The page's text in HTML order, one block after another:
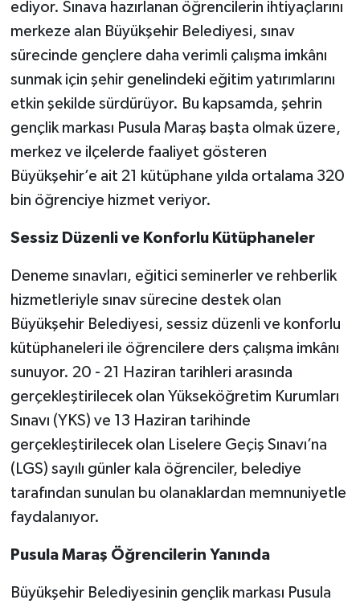
ediyor. Sınava hazırlanan öğrencilerin ihtiyaçlarını
merkeze alan Büyükşehir Belediyesi, sınav
sürecinde gençlere daha verimli çalışma imkânı
sunmak için şehir genelindeki eğitim yatırımlarını
etkin şekilde sürdürüyor. Bu kapsamda, şehrin
gençlik markası Pusula Maraş başta olmak üzere,
merkez ve ilçelerde faaliyet gösteren
Büyükşehir’e ait 21 kütüphane yılda ortalama 320
bin öğrenciye hizmet veriyor.
Sessiz Düzenli ve Konforlu Kütüphaneler
Deneme sınavları, eğitici seminerler ve rehberlik
hizmetleriyle sınav sürecine destek olan
Büyükşehir Belediyesi, sessiz düzenli ve konforlu
kütüphaneleri ile öğrencilere ders çalışma imkânı
sunuyor. 20 - 21 Haziran tarihleri arasında
gerçekleştirilecek olan Yükseköğretim Kurumları
Sınavı (YKS) ve 13 Haziran tarihinde
gerçekleştirilecek olan Liselere Geçiş Sınavı’na
(LGS) sayılı günler kala öğrenciler, belediye
tarafından sunulan bu olanaklardan memnuniyetle
faydalanıyor.
Pusula Maraş Öğrencilerin Yanında
Büyükşehir Belediyesinin gençlik markası Pusula